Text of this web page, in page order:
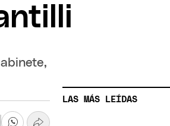
LAS MÁS LEÍDAS